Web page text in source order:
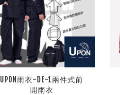
UPON雨衣-DE-1兩件式前
開雨衣